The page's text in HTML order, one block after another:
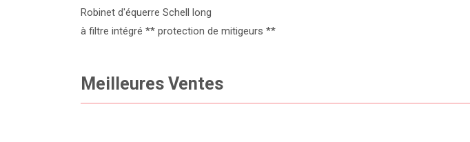
Robinet d'équerre Schell long
à filtre intégré ** protection de mitigeurs **
Meilleures Ventes